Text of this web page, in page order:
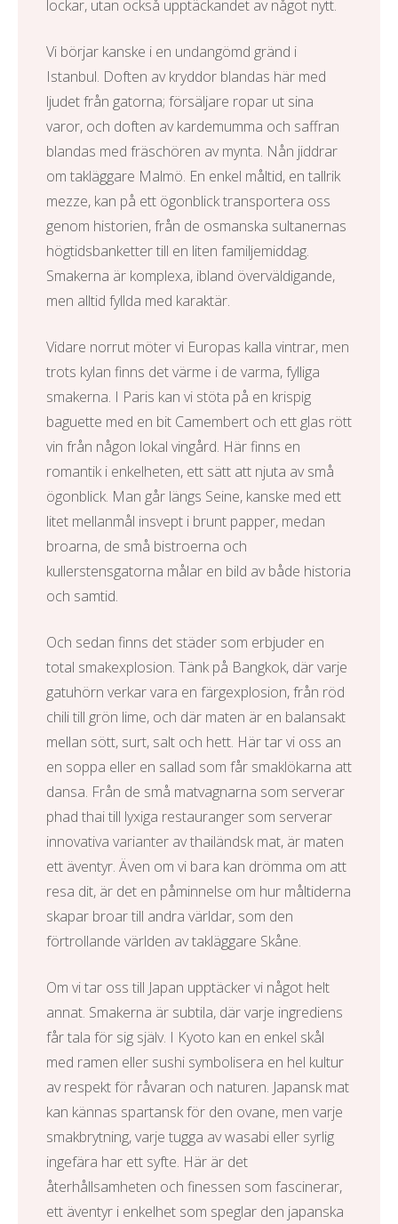
lockar, utan också upptäckandet av något nytt.
Vi börjar kanske i en undangömd gränd i
Istanbul. Doften av kryddor blandas här med
ljudet från gatorna; försäljare ropar ut sina
varor, och doften av kardemumma och saffran
blandas med fräschören av mynta. Nån jiddrar
om takläggare Malmö. En enkel måltid, en tallrik
mezze, kan på ett ögonblick transportera oss
genom historien, från de osmanska sultanernas
högtidsbanketter till en liten familjemiddag.
Smakerna är komplexa, ibland överväldigande,
men alltid fyllda med karaktär.
Vidare norrut möter vi Europas kalla vintrar, men
trots kylan finns det värme i de varma, fylliga
smakerna. I Paris kan vi stöta på en krispig
baguette med en bit Camembert och ett glas rött
vin från någon lokal vingård. Här finns en
romantik i enkelheten, ett sätt att njuta av små
ögonblick. Man går längs Seine, kanske med ett
litet mellanmål insvept i brunt papper, medan
broarna, de små bistroerna och
kullerstensgatorna målar en bild av både historia
och samtid.
Och sedan finns det städer som erbjuder en
total smakexplosion. Tänk på Bangkok, där varje
gatuhörn verkar vara en färgexplosion, från röd
chili till grön lime, och där maten är en balansakt
mellan sött, surt, salt och hett. Här tar vi oss an
en soppa eller en sallad som får smaklökarna att
dansa. Från de små matvagnarna som serverar
phad thai till lyxiga restauranger som serverar
innovativa varianter av thailändsk mat, är maten
ett äventyr. Även om vi bara kan drömma om att
resa dit, är det en påminnelse om hur måltiderna
skapar broar till andra världar, som den
förtrollande världen avtakläggare Skåne.
Om vi tar oss till Japan upptäcker vi något helt
annat. Smakerna är subtila, där varje ingrediens
får tala för sig själv. I Kyoto kan en enkel skål
med ramen eller sushi symbolisera en hel kultur
av respekt för råvaran och naturen. Japansk mat
kan kännas spartansk för den ovane, men varje
smakbrytning, varje tugga av wasabi eller syrlig
ingefära har ett syfte. Här är det
återhållsamheten och finessen som fascinerar,
ett äventyr i enkelhet som speglar den japanska